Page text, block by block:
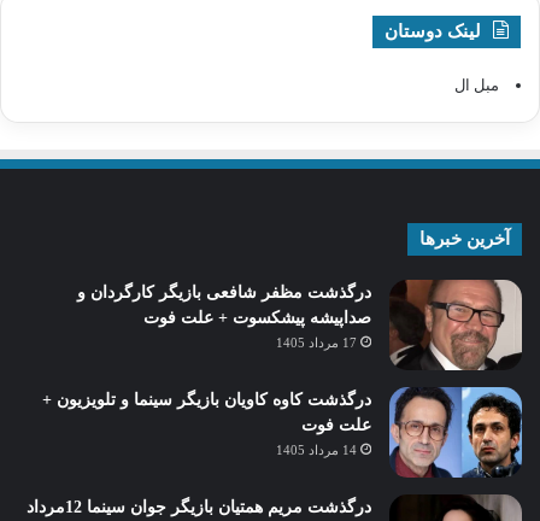
لینک دوستان
مبل ال
آخرین خبرها
درگذشت مظفر شافعی بازیگر کارگردان و
صداپیشه پیشکسوت + علت فوت
17 مرداد 1405
درگذشت کاوه کاویان بازیگر سینما و تلویزیون +
علت فوت
14 مرداد 1405
درگذشت مریم همتیان بازیگر جوان سینما 12مرداد